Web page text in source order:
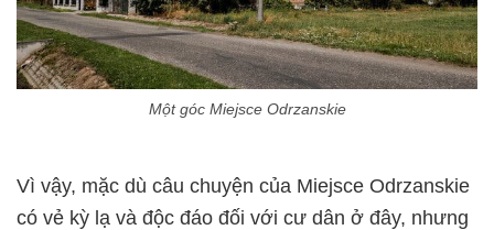
Một góc Miejsce Odrzanskie
Vì vậy, mặc dù câu chuyện của Miejsce Odrzanskie
có vẻ kỳ lạ và độc đáo đối với cư dân ở đây, nhưng